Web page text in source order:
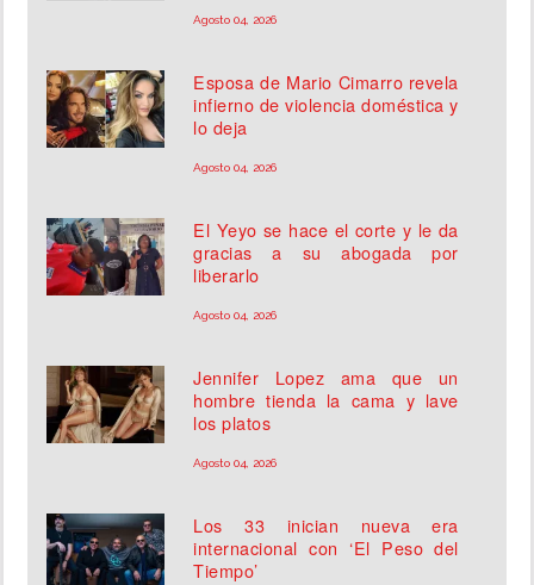
Agosto 04, 2026
Esposa de Mario Cimarro revela
infierno de violencia doméstica y
lo deja
Agosto 04, 2026
El Yeyo se hace el corte y le da
gracias a su abogada por
liberarlo
Agosto 04, 2026
Jennifer Lopez ama que un
hombre tienda la cama y lave
los platos
Agosto 04, 2026
Los 33 inician nueva era
internacional con ‘El Peso del
Tiempo’